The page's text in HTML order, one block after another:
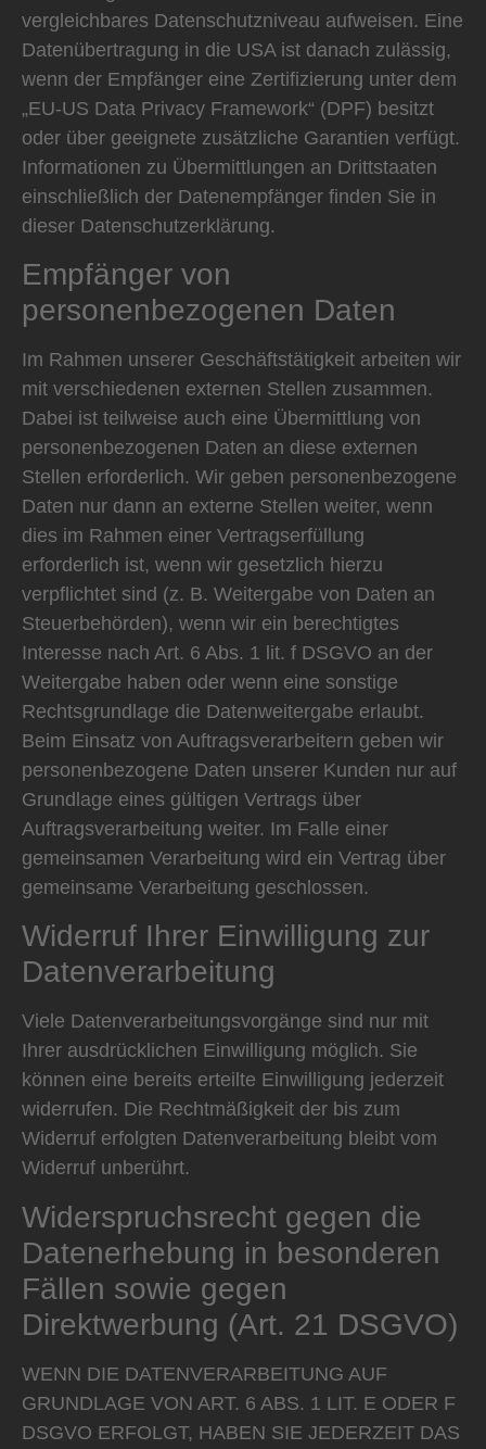
vergleichbares Datenschutzniveau aufweisen. Eine
Datenübertragung in die USA ist danach zulässig,
wenn der Empfänger eine Zertifizierung unter dem
„EU-US Data Privacy Framework“ (DPF) besitzt
oder über geeignete zusätzliche Garantien verfügt.
Informationen zu Übermittlungen an Drittstaaten
einschließlich der Datenempfänger finden Sie in
dieser Datenschutzerklärung.
Empfänger von
personenbezogenen Daten
Im Rahmen unserer Geschäftstätigkeit arbeiten wir
mit verschiedenen externen Stellen zusammen.
Dabei ist teilweise auch eine Übermittlung von
personenbezogenen Daten an diese externen
Stellen erforderlich. Wir geben personenbezogene
Daten nur dann an externe Stellen weiter, wenn
dies im Rahmen einer Vertragserfüllung
erforderlich ist, wenn wir gesetzlich hierzu
verpflichtet sind (z. B. Weitergabe von Daten an
Steuerbehörden), wenn wir ein berechtigtes
Interesse nach Art. 6 Abs. 1 lit. f DSGVO an der
Weitergabe haben oder wenn eine sonstige
Rechtsgrundlage die Datenweitergabe erlaubt.
Beim Einsatz von Auftragsverarbeitern geben wir
personenbezogene Daten unserer Kunden nur auf
Grundlage eines gültigen Vertrags über
Auftragsverarbeitung weiter. Im Falle einer
gemeinsamen Verarbeitung wird ein Vertrag über
gemeinsame Verarbeitung geschlossen.
Widerruf Ihrer Einwilligung zur
Datenverarbeitung
Viele Datenverarbeitungsvorgänge sind nur mit
Ihrer ausdrücklichen Einwilligung möglich. Sie
können eine bereits erteilte Einwilligung jederzeit
widerrufen. Die Rechtmäßigkeit der bis zum
Widerruf erfolgten Datenverarbeitung bleibt vom
Widerruf unberührt.
Widerspruchsrecht gegen die
Datenerhebung in besonderen
Fällen sowie gegen
Direktwerbung (Art. 21 DSGVO)
WENN DIE DATENVERARBEITUNG AUF
GRUNDLAGE VON ART. 6 ABS. 1 LIT. E ODER F
DSGVO ERFOLGT, HABEN SIE JEDERZEIT DAS